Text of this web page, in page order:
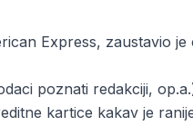
Express, zaustavio
poznati redakciji,
kartice kakav je